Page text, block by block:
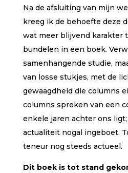
Na de afsluiting van mijn
kreeg ik de behoefte deze
wat meer blijvend karakter
bundelen in een boek.
samenhangende studie,
van losse stukjes, met de
gewaagdheid die columns
columns spreken van een
enkele jaren achter ons
actualiteit nogal ingeboet.
teneur nog steeds actueel.
Dit boek is tot stand